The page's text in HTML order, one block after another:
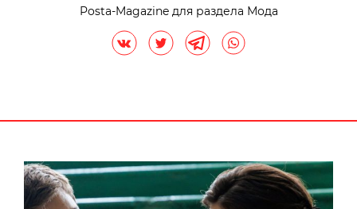
Posta-Magazine для раздела Мода